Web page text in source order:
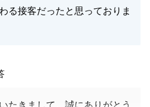
る接客だったと思っておりま
たきまして、誠にありがとう